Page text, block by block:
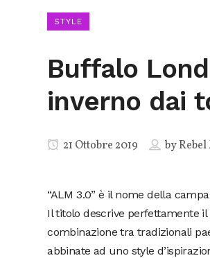
STYLE
Buffalo
inverno dai
21 Ottobre 2019 byRebel
“ALM 3.0” è il nome della
Il titolo descrive perfettamente
combinazione tra tradizionali
abbinate ad uno style